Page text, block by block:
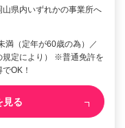
県内いずれかの事業所へ
満（定年が60歳の為）／
定により） ※普通免許を
OK！
見る